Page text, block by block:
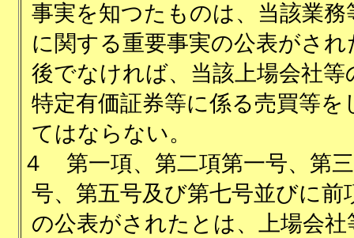
事実を知つたものは、当該業務
に関する重要事実の公表がされ
後でなければ、当該上場会社等
特定有価証券等に係る売買等を
てはならない。
４
第一項、第二項第一号、第三
号、第五号及び第七号並びに前
の公表がされたとは、上場会社